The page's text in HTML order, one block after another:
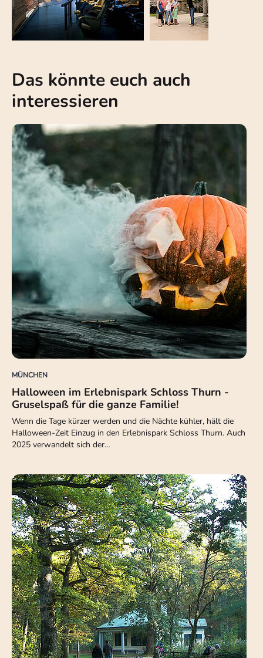
Das könnte euch auch
interessieren
MÜNCHEN
Halloween im Erlebnispark Schloss Thurn -
Gruselspaß für die ganze Familie!
Wenn die Tage kürzer werden und die Nächte kühler, hält die
Halloween-Zeit Einzug in den Erlebnispark Schloss Thurn. Auch
2025 verwandelt sich der…